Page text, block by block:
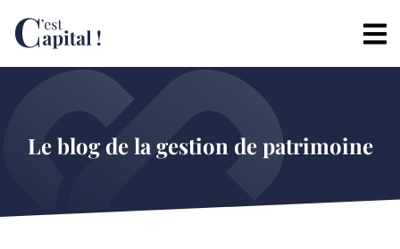
Le blog de la gestion de patrimoine